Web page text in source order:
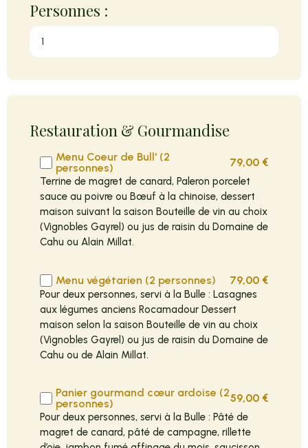
Personnes :
Restauration & Gourmandise
Menu Coeur de Bull' (2
personnes)
79,00 €
Terrine de magret de canard, Paleron porcelet
sauce au poivre ou Bœuf à la chinoise, dessert
maison suivant la saison Bouteille de vin au choix
(Vignobles Gayrel) ou jus de raisin du Domaine de
Cahu ou Alain Millat.
Menu végétarien (2 personnes) 79,00 €
Pour deux personnes, servi à la Bulle : Lasagnes
aux légumes anciens Rocamadour Dessert
maison selon la saison Bouteille de vin au choix
(Vignobles Gayrel) ou jus de raisin du Domaine de
Cahu ou de Alain Millat.
Panier gourmand cœur ardoise (2
personnes)
59,00 €
Pour deux personnes, servi à la Bulle : Pâté de
magret de canard, pâté de campagne, rillette